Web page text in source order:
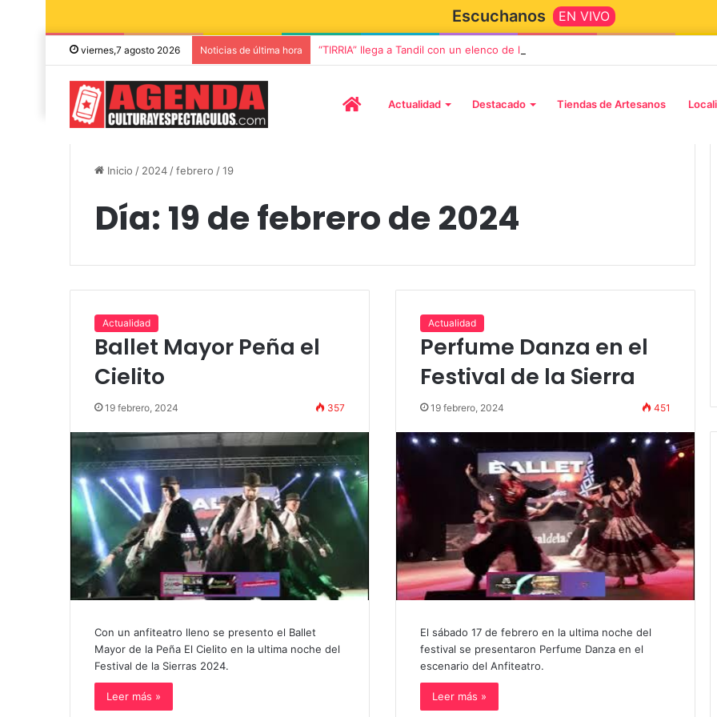
Escuchanos EN VIVO
viernes,7 agosto 2026 Noticias de última hora “TIRRIA” llega a Tandil con un elenco de lujo encabezado por Capusotto,
Actualidad Destacado Tiendas de Artesanos
Inicio / 2024 /febrero /19
Día: 19 de febrero de 2024
Actualidad
Ballet Mayor Peña el
Cielito
19 febrero, 2024 357
Con un anfiteatro lleno se presento el Ballet
Mayor de la Peña El Cielito en la ultima noche del
Festival de la Sierras 2024.
Leer más »
Actualidad
Perfume Danza en el
Festival de la Sierra
19 febrero, 2024 451
El sábado 17 de febrero en la ultima noche del
festival se presentaron Perfume Danza en el
escenario del Anfiteatro.
Leer más »
Julián Bellese llega a Tandil
con su nuevo show de stand
5 octubre, 2026
en su gira de despedida
«Fútbol, Asado, Vino y Adiós
2 octubre, 2026
Capusotto, Spregelburd y
Stefani